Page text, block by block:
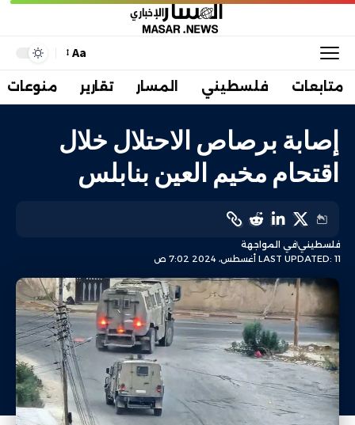
Aa
متابعات فلسطيني المسار تقارير منوعات
إصابة برصاص الاحتلال خلال
اقتحام مخيم العين بنابلس
LAST UPDATED: 11 أغسطس، 2024 7:02 ص
فلسطينيفي المواجهة